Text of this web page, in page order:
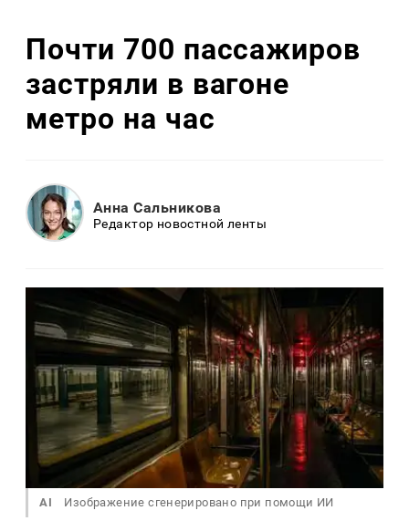
Почти 700 пассажиров
застряли в вагоне
метро на час
Анна Сальникова
Редактор новостной ленты
AI Изображение сгенерировано при помощи ИИ